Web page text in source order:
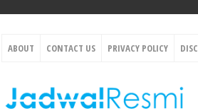
ABOUT CONTACT US PRIVACY POLICY